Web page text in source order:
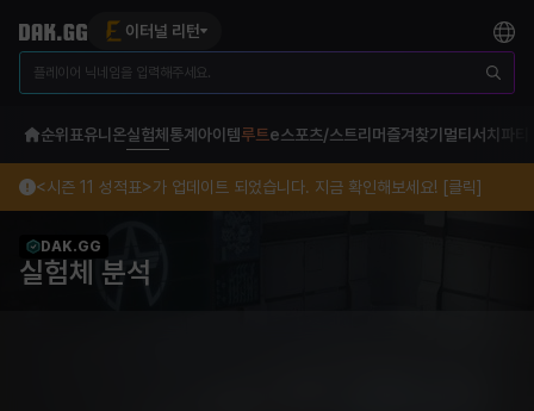
이터널 리턴
순위표유니온실험체 통계 아이템루트e스포츠/스트리머 즐겨찾기 멀티서치 파티
<시즌 11 성적표>가 업데이트 되었습니다. 지금 확인해보세요! [클릭]
DAK.GG
실험체 분석